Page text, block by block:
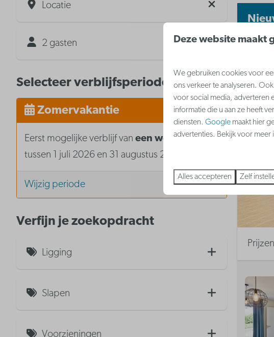
Locatie
2 gasten
Selecteer verblijfsperiode
Zomervakantie
Eerst mogelijke verblijf vaneen weekend
tussen 1 juli 2026 en 31 augustus 2026
Wijzig periode
Verfijn je zoekopdracht
Ligging
Zeezicht (5)
Stadszicht (3)
Slapen
Eenpersoonsbed (2)
Voorzieningen
Deze website maakt
We gebruiken cookies voor
ons verkeer te analyseren.
voor social media, adverteren
informatie die u aan ze heeft
diensten. Google maakt hier
advertenties. Bekijk voor meer
Alles accepteren Zelf